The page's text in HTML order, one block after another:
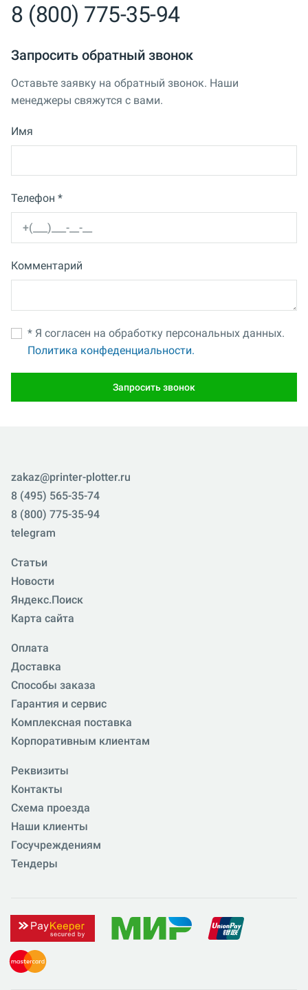
8 (800) 775-35-94
Запросить обратный звонок
Оставьте заявку на обратный звонок. Наши
менеджеры свяжутся с вами.
Имя
Телефон *
Комментарий
* Я согласен на обработку персональных данных.
Политика конфеденциальности.
Запросить звонок
zakaz@printer-plotter.ru
8 (495) 565-35-74
8 (800) 775-35-94
telegram
Статьи
Новости
Яндекс.Поиск
Карта сайта
Оплата
Доставка
Способы заказа
Гарантия и сервис
Комплексная поставка
Корпоративным клиентам
Реквизиты
Контакты
Схема проезда
Наши клиенты
Госучреждениям
Тендеры